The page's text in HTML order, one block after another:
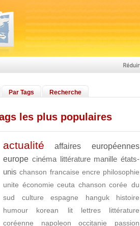
Par Tags Recherche
les plus populaires
actualité
affaires européennes
europe cinéma littérature manille états-
unis chanson francaise encre philosophie
unite économie ceuta chanson corée du
sud
culture espagne hanguk
histoire
humour
korean lit lettres
littérature
coréenne
napoleon occitanie
passion